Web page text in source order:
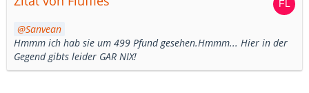
Sanvean
Hmmm ich hab sie um 499 Pfund gesehen.Hmmm... Hier in der
Gegend gibts leider GAR NIX!